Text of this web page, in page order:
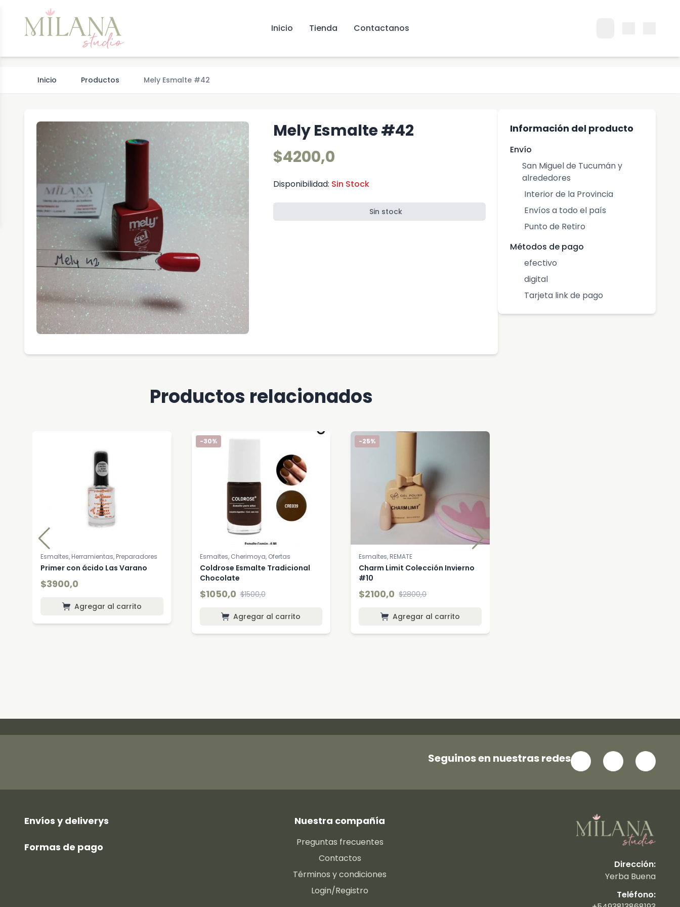
Inicio Tienda Contactanos
Inicio Productos Mely Esmalte #42
Mely Esmalte #42
$4200,0
Disponibilidad: Sin Stock
Sin stock
Productos relacionados
Esmaltes, Herramientas, Preparadores
Primer con ácido Las Varano
$3900,0
Agregar al carrito
-30%
Esmaltes, Cherimoya, Ofertas
Coldrose Esmalte Tradicional
Chocolate
$1050,0 $1500,0
Agregar al carrito
-25%
Esmaltes, REMATE
Charm Limit Colección Invierno
#10
$2100,0 $2800,0
Agregar al carrito
Información del producto
Envío
San Miguel de Tucumán y
alrededores
Interior de la Provincia
Envíos a todo el país
Punto de Retiro
Métodos de pago
efectivo
digital
Tarjeta link de pago
Seguinos en nuestras redes
Envíos y deliverys
Formas de pago
Nuestra compañía
Preguntas frecuentes
Contactos
Términos y condiciones
Login/Registro
Dirección:
Yerba Buena
Teléfono: